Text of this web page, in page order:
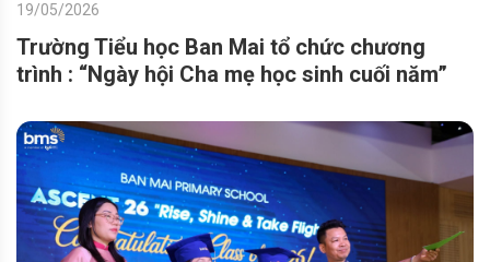
19/05/2026
Trường Tiểu học Ban Mai tổ chức chương
trình : “Ngày hội Cha mẹ học sinh cuối năm”